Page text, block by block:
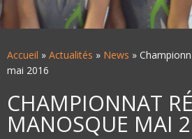
Accueil » Actualités » News »
mai 2016
CHAMPIONNAT
MANOSQUE MAI